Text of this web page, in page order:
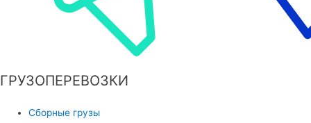
ГРУЗОПЕРЕВОЗКИ
Сборные грузы